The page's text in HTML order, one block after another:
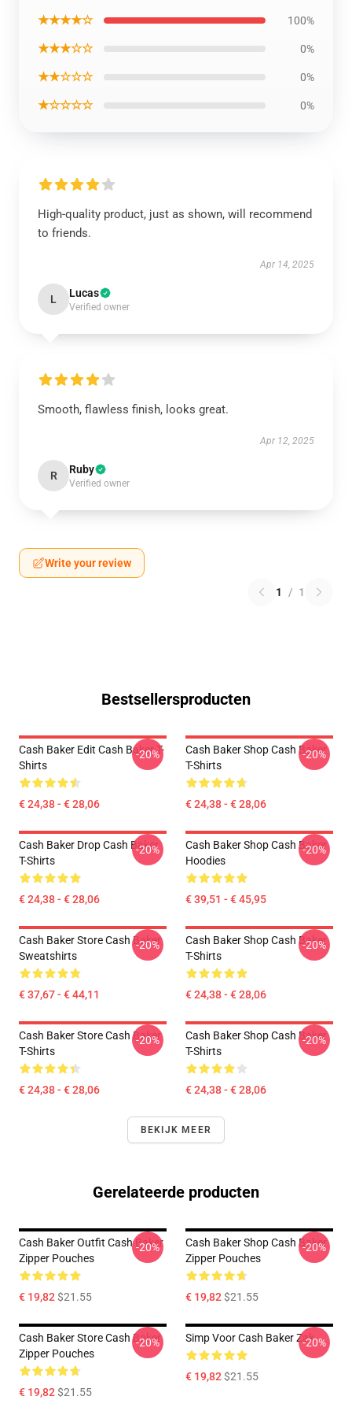
★★★★☆ 100%
★★★☆☆ 0%
★★☆☆☆ 0%
★☆☆☆☆ 0%
High-quality product, just as shown, will recommend
to friends.
Apr 14, 2025
L Lucas
Verified owner
Smooth, flawless finish, looks great.
Apr 12, 2025
R Ruby
Verified owner
Write your review
1 / 1
Bestsellersproducten
Cash Baker Edit Cash Baker T-
Shirts
€ 24,38 - € 28,06
-20%
Cash Baker Shop Cash Baker
T-Shirts
€ 24,38 - € 28,06
-20%
Cash Baker Drop Cash Baker
T-Shirts
€ 24,38 - € 28,06
-20%
Cash Baker Shop Cash Baker
Hoodies
€ 39,51 - € 45,95
-20%
Cash Baker Store Cash Baker
Sweatshirts
€ 37,67 - € 44,11
-20%
Cash Baker Shop Cash Baker
T-Shirts
€ 24,38 - € 28,06
-20%
Cash Baker Store Cash Baker
T-Shirts
€ 24,38 - € 28,06
-20%
Cash Baker Shop Cash Baker
T-Shirts
€ 24,38 - € 28,06
-20%
BEKIJK MEER
Gerelateerde producten
Cash Baker Outfit Cash Baker
Zipper Pouches
€ 19,82$21.55
-20%
Cash Baker Shop Cash Baker
Zipper Pouches
€ 19,82$21.55
-20%
Cash Baker Store Cash Baker
Zipper Pouches
€ 19,82$21.55
-20% Simp Voor Cash Baker Zak
€ 19,82$21.55
-20%